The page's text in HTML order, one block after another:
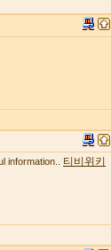
information.. 티비위키